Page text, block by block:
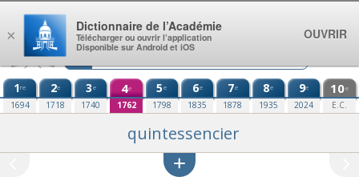
Aller au contenu
1re
1694
2e
1718
3e
1740
4e
1762
5e
1798
6e
1835
7e
1878
8e
1935
9e
2024
10e
E.C.
quintessencier
×
Dictionnaire de l’Académie
Télécharger ou ouvrir l’application
Disponible sur Android et iOS
OUVRIR